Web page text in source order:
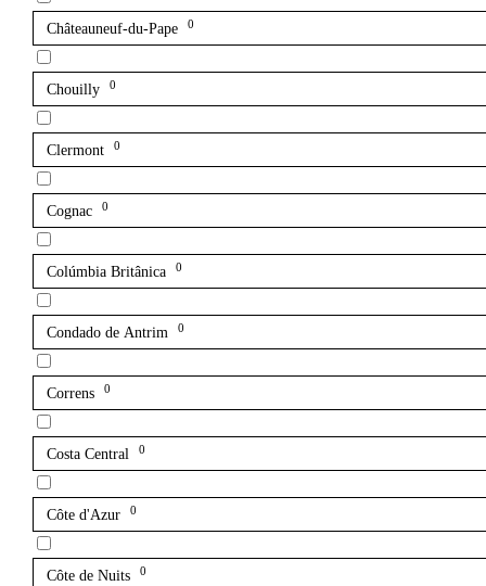
Châteauneuf-du-Pape 0
Chouilly 0
Clermont 0
Cognac 0
Colúmbia Britânica 0
Condado de Antrim 0
Correns 0
Costa Central 0
Côte d'Azur 0
Côte de Nuits 0